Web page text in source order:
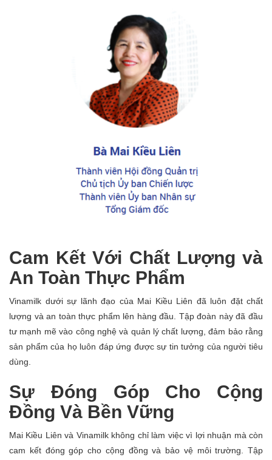
Cam Kết Với Chất Lượng và
An Toàn Thực Phẩm
Vinamilk dưới sự lãnh đạo của Mai Kiều Liên đã luôn đặt chất
lượng và an toàn thực phẩm lên hàng đầu. Tập đoàn này đã đầu
tư mạnh mẽ vào công nghệ và quản lý chất lượng, đảm bảo rằng
sản phẩm của họ luôn đáp ứng được sự tin tưởng của người tiêu
dùng.
Sự Đóng Góp Cho Cộng
Đồng Và Bền Vững
Mai Kiều Liên và Vinamilk không chỉ làm việc vì lợi nhuận mà còn
cam kết đóng góp cho cộng đồng và bảo vệ môi trường. Tập